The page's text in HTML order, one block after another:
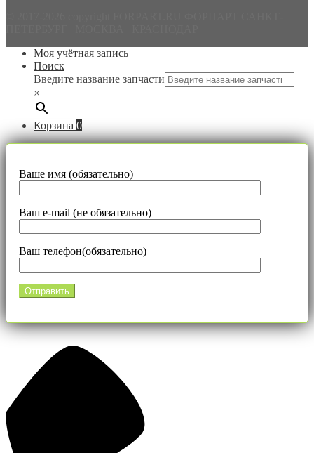
Моя учётная запись
Поиск
Введите название запчасти
×
Корзина 0
Ваше имя (обязательно)
Ваш e-mail (не обязательно)
Ваш телефон(обязательно)